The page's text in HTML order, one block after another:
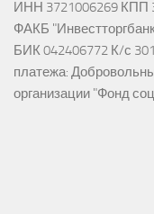
ИНН 3721006269 КПП
ФАКБ
БИК 042406772 К/с
платежа:
организации "Фонд